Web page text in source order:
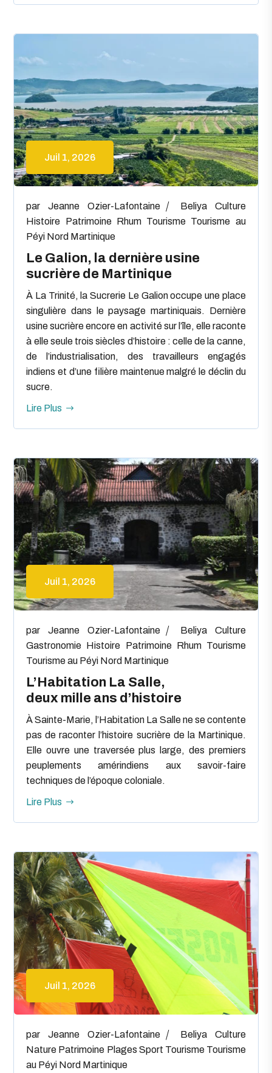
Juil 1, 2026
Le Galion, la dernière usine
sucrière de Martinique
parJeanne Ozier-Lafontaine Beliya
Culture
Histoire Patrimoine Rhum Tourisme Tourisme au
Péyi Nord Martinique
À La Trinité, la Sucrerie Le Galion occupe une place
singulière dans le paysage martiniquais. Dernière
usine sucrière encore en activité sur l’île, elle raconte
à elle seule trois siècles d’histoire : celle de la canne,
de l’industrialisation, des travailleurs engagés
indiens et d’une filière maintenue malgré le déclin du
sucre.
Lire Plus
Juil 1, 2026
L’Habitation La Salle,
deux mille ans d’histoire
parJeanne Ozier-Lafontaine Beliya
Culture
Gastronomie
Histoire Patrimoine Rhum Tourisme
Tourisme au Péyi Nord Martinique
À Sainte-Marie, l’Habitation La Salle ne se contente
pas de raconter l’histoire sucrière de la Martinique.
Elle ouvre une traversée plus large, des premiers
peuplements amérindiens aux savoir-faire
techniques de l’époque coloniale.
Lire Plus
Juil 1, 2026
parJeanne Ozier-Lafontaine Beliya
Culture
Nature Patrimoine Plages Sport Tourisme Tourisme
au Péyi Nord Martinique